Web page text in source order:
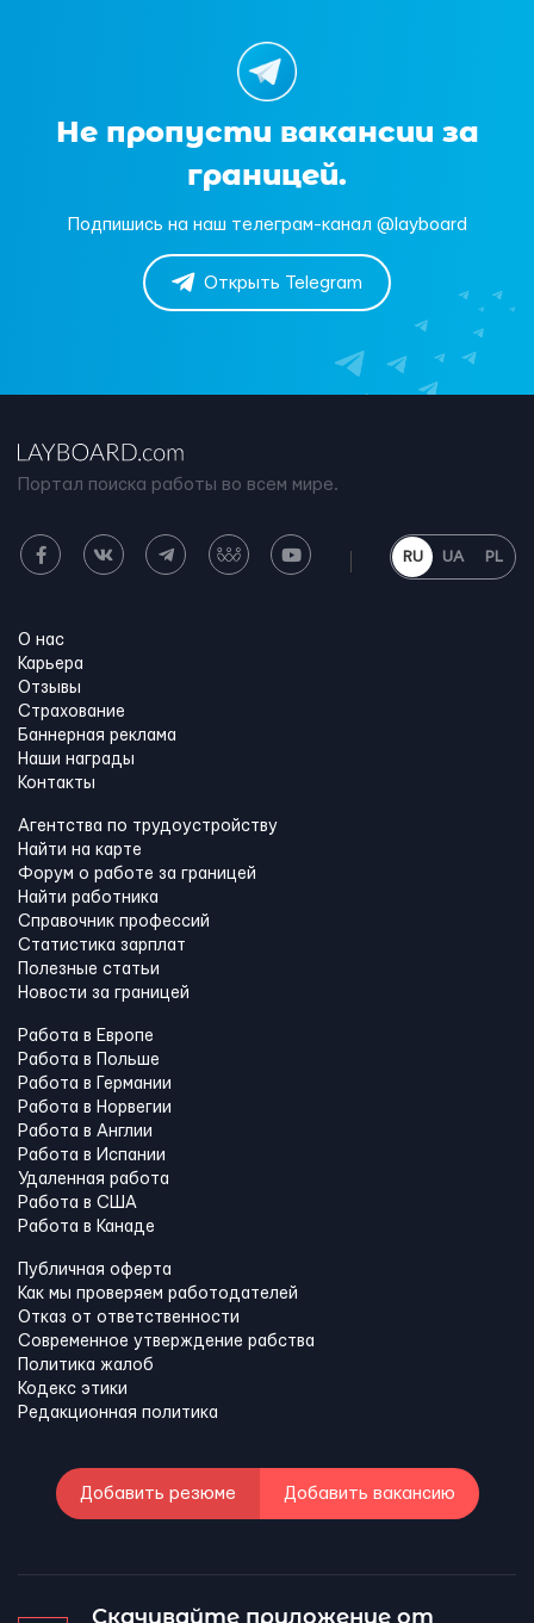
Не пропусти вакансии за
границей.
Подпишись на наш телеграм-канал @layboard
Открыть Telegram
Портал поиска работы во всем мире.
RU UA PL
О нас
Карьера
Отзывы
Страхование
Баннерная реклама
Наши награды
Контакты
Агентства по трудоустройству
Найти на карте
Форум о работе за границей
Найти работника
Справочник профессий
Статистика зарплат
Полезные статьи
Новости за границей
Работа в Европе
Работа в Польше
Работа в Германии
Работа в Норвегии
Работа в Англии
Работа в Испании
Удаленная работа
Работа в США
Работа в Канадe
Публичная оферта
Как мы проверяем работодателей
Отказ от ответственности
Современное утверждение рабства
Политика жалоб
Кодекс этики
Редакционная политика
Добавить резюме Добавить вакансию
Скачивайте приложение от